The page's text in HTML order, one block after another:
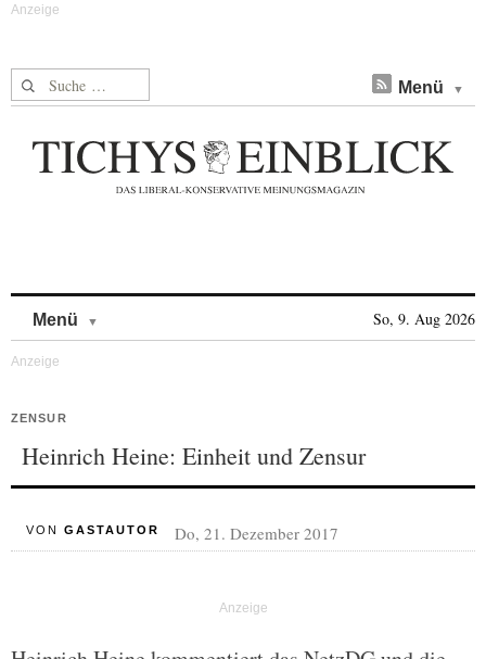
Suche nach: Menü
Menü So, 9. Aug 2026
ZENSUR
Heinrich Heine: Einheit und Zensur
VON GASTAUTOR Do, 21. Dezember 2017